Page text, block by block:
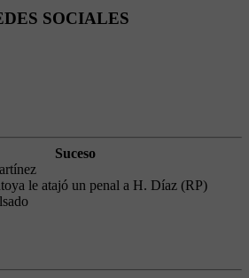
SOCIALES
Suceso
le atajó un penal a H. Díaz (RP)